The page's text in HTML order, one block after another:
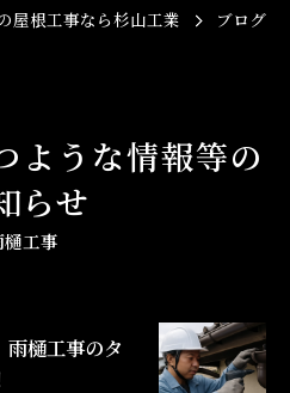
屋根工事なら杉山工業 ブログ
ような情報等の
らせ
樋工事
雨樋工事のタ